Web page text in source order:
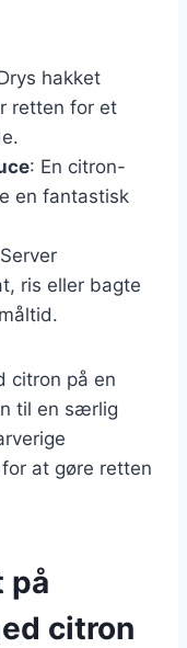
hakket
retten for et
: En citron-
en fantastisk
ris eller bagte
citron på en
til en særlig
at gøre retten
på
citron